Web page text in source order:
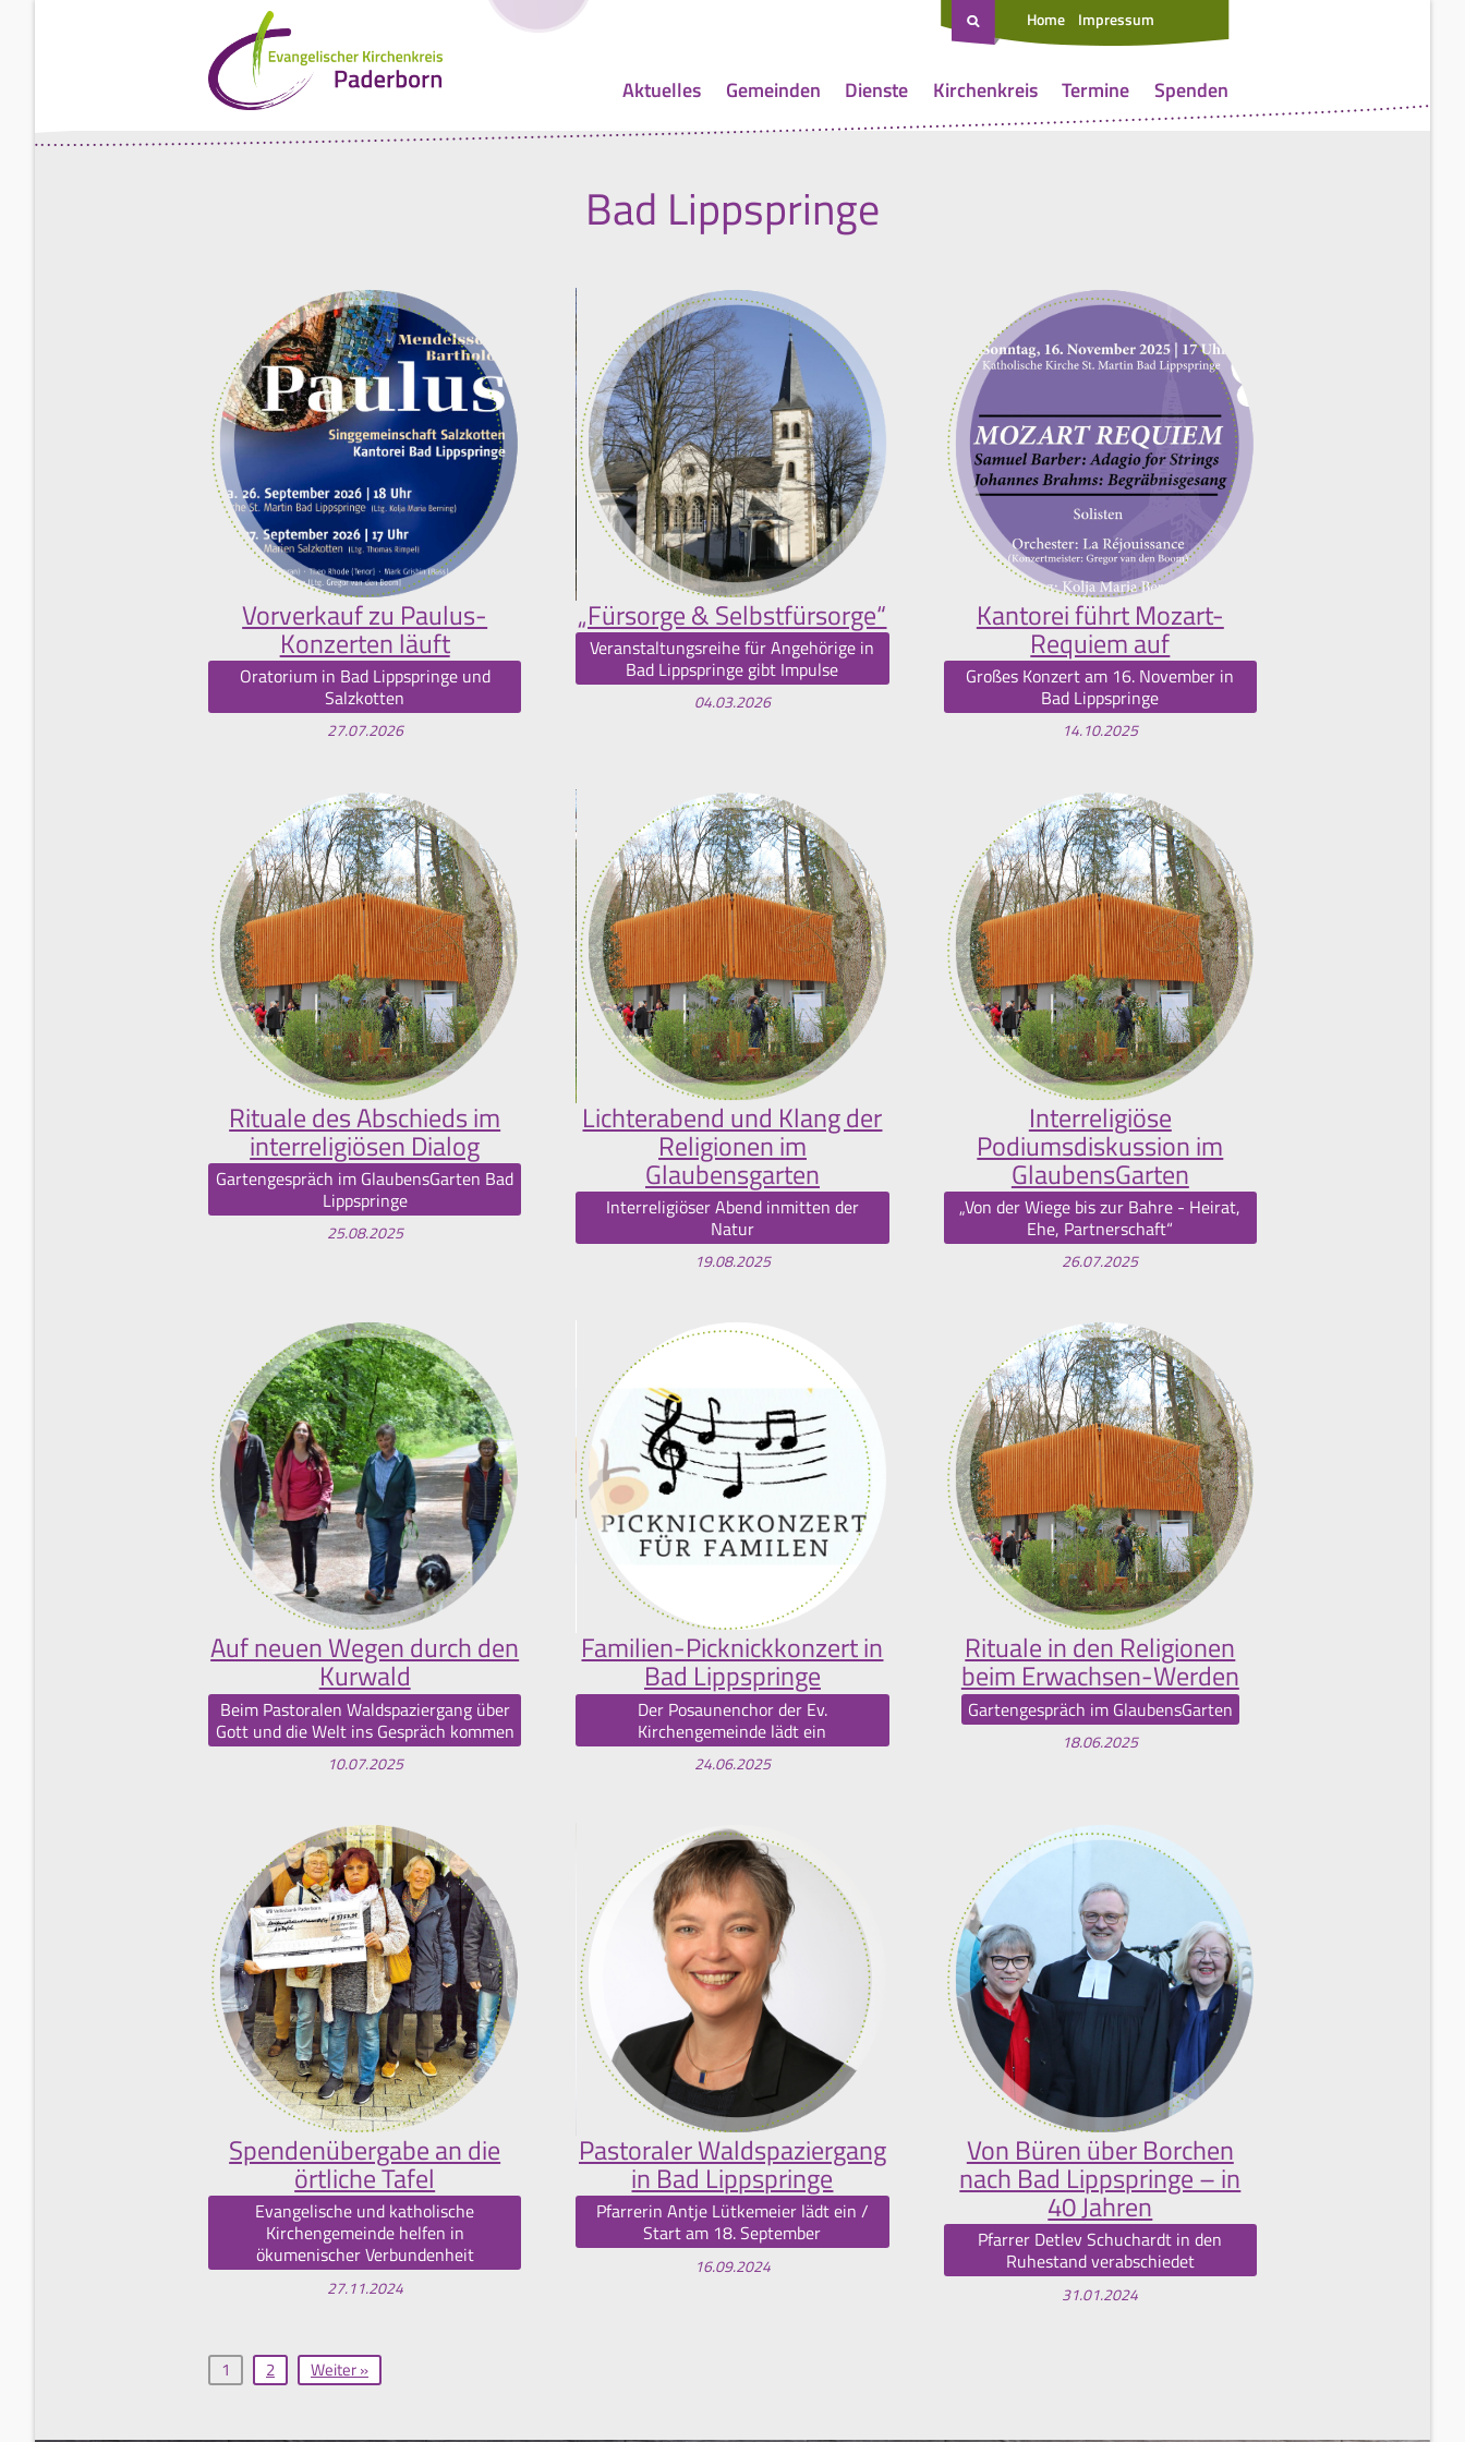
Home Impressum
Aktuelles Gemeinden Dienste Kirchenkreis Termine Spenden
Bad Lippspringe
Vorverkauf zu Paulus-
Konzerten läuft
Oratorium in Bad Lippspringe und
Salzkotten
27.07.2026
„Fürsorge & Selbstfürsorge“
Veranstaltungsreihe für Angehörige in
Bad Lippspringe gibt Impulse
04.03.2026
Kantorei führt Mozart-
Requiem auf
Großes Konzert am 16. November in
Bad Lippspringe
14.10.2025
Rituale des Abschieds im
interreligiösen Dialog
Gartengespräch im GlaubensGarten Bad
Lippspringe
25.08.2025
Lichterabend und Klang der
Religionen im
Glaubensgarten
Interreligiöser Abend inmitten der
Natur
19.08.2025
Interreligiöse
Podiumsdiskussion im
GlaubensGarten
„Von der Wiege bis zur Bahre - Heirat,
Ehe, Partnerschaft“
26.07.2025
Auf neuen Wegen durch den
Kurwald
Beim Pastoralen Waldspaziergang über
Gott und die Welt ins Gespräch kommen
10.07.2025
Familien-Picknickkonzert in
Bad Lippspringe
Der Posaunenchor der Ev.
Kirchengemeinde lädt ein
24.06.2025
Rituale in den Religionen
beim Erwachsen-Werden
Gartengespräch im GlaubensGarten
18.06.2025
Spendenübergabe an die
örtliche Tafel
Evangelische und katholische
Kirchengemeinde helfen in
ökumenischer Verbundenheit
27.11.2024
Pastoraler Waldspaziergang
in Bad Lippspringe
Pfarrerin Antje Lütkemeier lädt ein /
Start am 18. September
16.09.2024
Von Büren über Borchen
nach Bad Lippspringe – in
40 Jahren
Pfarrer Detlev Schuchardt in den
Ruhestand verabschiedet
31.01.2024
1 2 Weiter »